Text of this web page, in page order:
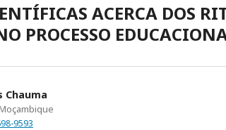
ACERCA DOS
PROCESSO
Chauma
9593